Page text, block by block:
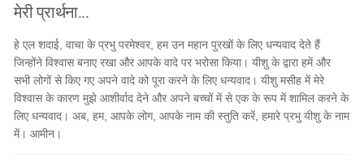
मेरी प्रार्थना...
हे एल शदाई, वाचा के प्रभु परमेश्वर, हम उन महान पुरखों के लिए धन्यवाद देते हैं
जिन्होंने विश्वास बनाए रखा और आपके वादे पर भरोसा किया। यीशु के द्वारा हमें और
सभी लोगों से किए गए अपने वादे को पूरा करने के लिए धन्यवाद। यीशु मसीह में मेरे
विश्वास के कारण मुझे आशीर्वाद देने और अपने बच्चों में से एक के रूप में शामिल करने के
लिए धन्यवाद। अब, हम, आपके लोग, आपके नाम की स्तुति करें, हमारे प्रभु यीशु के नाम
में। आमीन।